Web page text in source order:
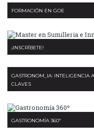
FORMACIÓN EN GOE
¡INSCRÍBETE!
GASTRONOM_IA: INTELIGENCIA
CLAVES
GASTRONOMÍA 360º